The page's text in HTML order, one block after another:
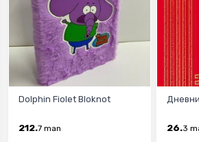
Dolphin Fiolet Bloknot
212.7 man 26.3